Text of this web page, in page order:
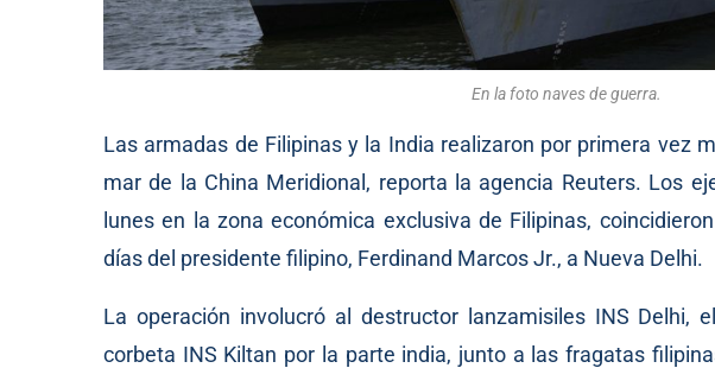
En la foto naves de guerra.
Las armadas de Filipinas y la India realizaron por primera vez
mar de la China Meridional, reporta la agencia Reuters. Los
lunes en la zona económica exclusiva de Filipinas,
días del presidente filipino, Ferdinand Marcos Jr., a Nueva Delhi.
La operación involucró al destructor lanzamisiles INS Delhi,
corbeta INS Kiltan por la parte india, junto a las fragatas